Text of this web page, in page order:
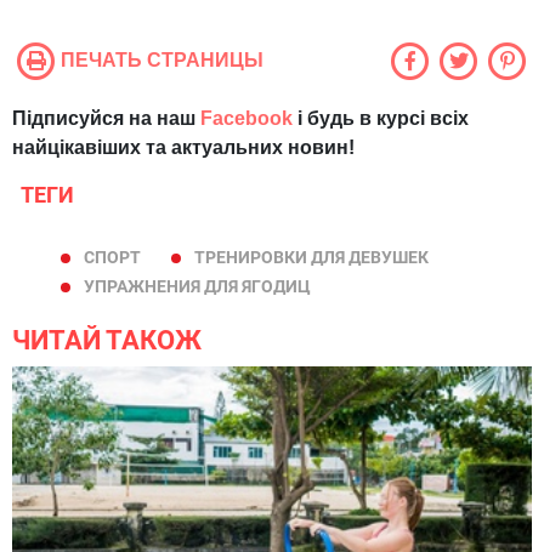
ПЕЧАТЬ СТРАНИЦЫ
Підписуйся на наш Facebook і будь в курсі всіх
найцікавіших та актуальних новин!
ТЕГИ
СПОРТ
ТРЕНИРОВКИ ДЛЯ ДЕВУШЕК
УПРАЖНЕНИЯ ДЛЯ ЯГОДИЦ
ЧИТАЙ ТАКОЖ